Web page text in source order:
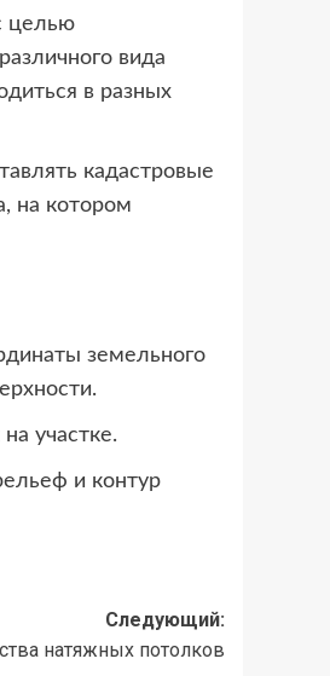
целью
вида
в разных
кадастровые
на котором
земельного
участке.
и контур
Следующий:
натяжных потолков